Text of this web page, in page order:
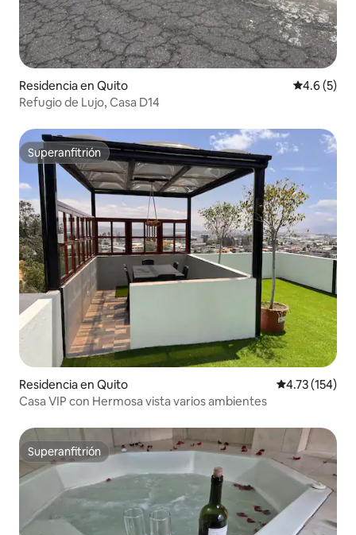
Residencia en Quito
4.6 (5)
Refugio de Lujo, Casa D14
Superanfitrión
Superanfitrión
Residencia en Quito Calificación
4.73 (154)
Casa VIP con Hermosa vista varios ambientes
Superanfitrión
Superanfitrión